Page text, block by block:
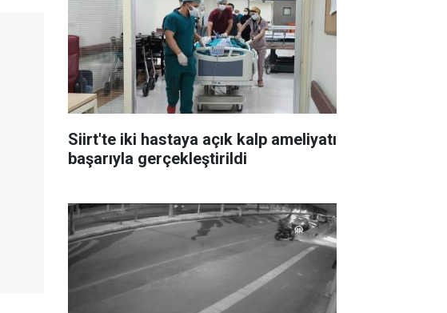
Siirt'te iki hastaya açık kalp ameliyatı
başarıyla gerçekleştirildi